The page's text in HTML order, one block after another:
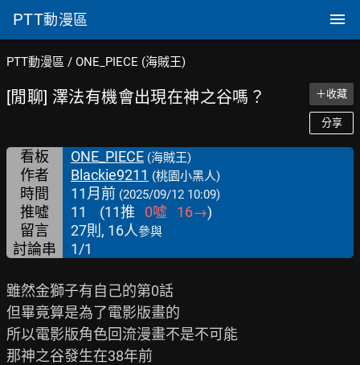
PTT動漫區
PTT動漫區 / ONE_PIECE (海賊王)
[閒聊] 澤法有機會出現在神之谷嗎？ ＋收藏
分享
看板 ONE_PIECE (海賊王)
作者 Blackie9211 (桃園小黑人)
時間 11月前 (2025/09/12 10:09)
推噓 11 (11推 0噓 16→)
留言
27則, 16人參與
討論串 1/1
雖然金獅子有自己的第0話
但畢竟算是為了電影版畫的
所以電影版角色回流漫畫不是不可能
那神之谷發生在38年前